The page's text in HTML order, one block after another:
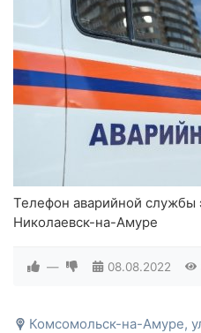
Телефон аварийной службы
Николаевск-на-Амуре
— 08.08.2022
Комсомольск-на-Амуре,